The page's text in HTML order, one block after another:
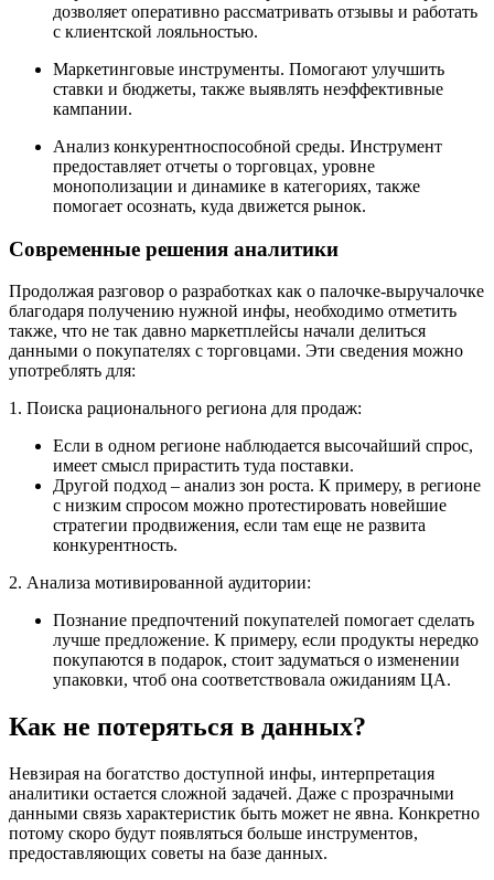
дозволяет оперативно рассматривать отзывы и работать
с клиентской лояльностью.
Маркетинговые инструменты. Помогают улучшить
ставки и бюджеты, также выявлять неэффективные
кампании.
Анализ конкурентноспособной среды. Инструмент
предоставляет отчеты о торговцах, уровне
монополизации и динамике в категориях, также
помогает осознать, куда движется рынок.
Современные решения аналитики
Продолжая разговор о разработках как о палочке-выручалочке
благодаря получению нужной инфы, необходимо отметить
также, что не так давно маркетплейсы начали делиться
данными о покупателях с торговцами. Эти сведения можно
употреблять для:
1. Поиска рационального региона для продаж:
Если в одном регионе наблюдается высочайший спрос,
имеет смысл прирастить туда поставки.
Другой подход – анализ зон роста. К примеру, в регионе
с низким спросом можно протестировать новейшие
стратегии продвижения, если там еще не развита
конкурентность.
2. Анализа мотивированной аудитории:
Познание предпочтений покупателей помогает сделать
лучше предложение. К примеру, если продукты нередко
покупаются в подарок, стоит задуматься о изменении
упаковки, чтоб она соответствовала ожиданиям ЦА.
Как не потеряться в данных?
Невзирая на богатство доступной инфы, интерпретация
аналитики остается сложной задачей. Даже с прозрачными
данными связь характеристик быть может не явна. Конкретно
потому скоро будут появляться больше инструментов,
предоставляющих советы на базе данных.